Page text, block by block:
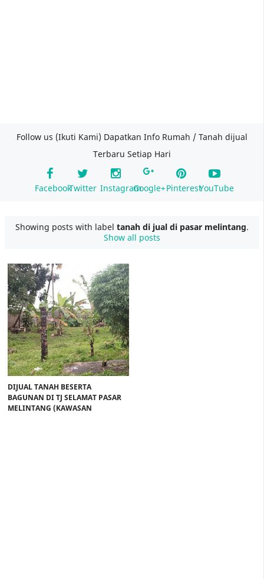
Follow us (Ikuti Kami) Dapatkan Info Rumah / Tanah dijual
Terbaru Setiap Hari
FacebookTwitter InstagramGoogle+PinterestYouTube
Showing posts with label tanah di jual di pasar melintang.
Show all posts
DIJUAL TANAH BESERTA
BAGUNAN DI TJ SELAMAT PASAR
MELINTANG (KAWASAN